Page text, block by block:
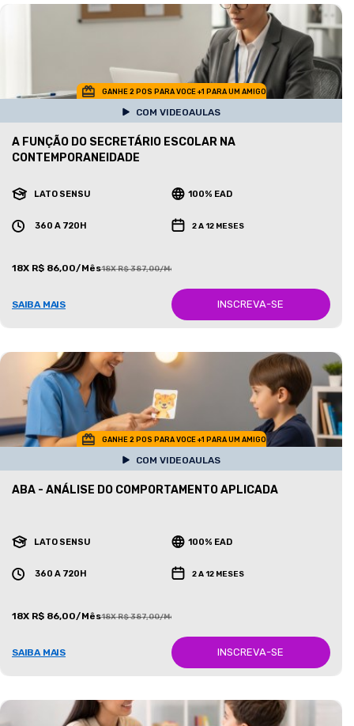
GANHE 2 POS PARA VOCE +1 PARA UM AMIGO
COM VIDEOAULAS
A FUNÇÃO DO SECRETÁRIO ESCOLAR NA
CONTEMPORANEIDADE
LATO SENSU 100% EAD
360 A 720H 2 A 12 MESES
18X R$ 86,00/Mês18X R$ 387,00/Mês
SAIBA MAIS INSCREVA-SE
GANHE 2 POS PARA VOCE +1 PARA UM AMIGO
COM VIDEOAULAS
ABA - ANÁLISE DO COMPORTAMENTO APLICADA
LATO SENSU 100% EAD
360 A 720H 2 A 12 MESES
18X R$ 86,00/Mês18X R$ 387,00/Mês
SAIBA MAIS INSCREVA-SE